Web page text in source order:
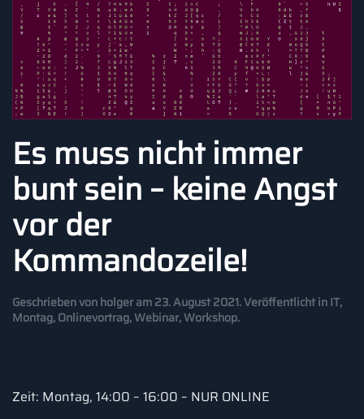
Es muss nicht immer
bunt sein – keine Angst
vor der
Kommandozeile!
Geschrieben vonholgeram23. August 2021. Veröffentlicht inIT,
Montag,Onlinevortrag,Webinar,Workshop.
Zeit: Montag, 14:00 – 16:00 – NUR ONLINE